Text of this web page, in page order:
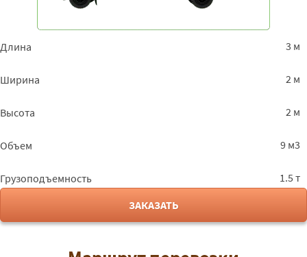
Длина 3 м
Ширина 2 м
Высота 2 м
Объем 9 м3
Грузоподъемность
1.5 т
ЗАКАЗАТЬ